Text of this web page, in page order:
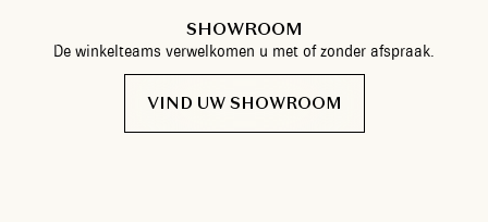
SHOWROOM
De winkelteams verwelkomen u met of zonder afspraak.
VIND UW SHOWROOM